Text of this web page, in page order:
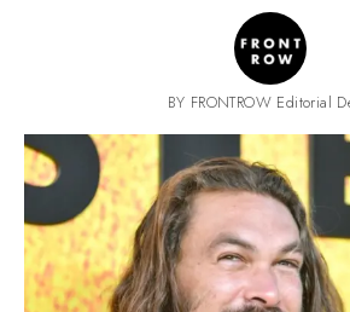
BY FRONTROW Editorial